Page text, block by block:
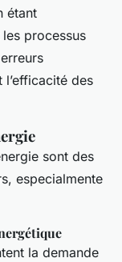
étant
processus
des
sont des
especialmente
la demande